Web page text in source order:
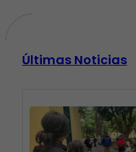
Últimas Noticias